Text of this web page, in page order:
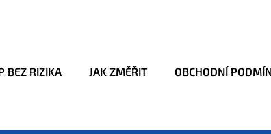
BEZ RIZIKA JAK ZMĚŘIT OBCHODNÍ
Co potřebujete najít?
HLEDAT